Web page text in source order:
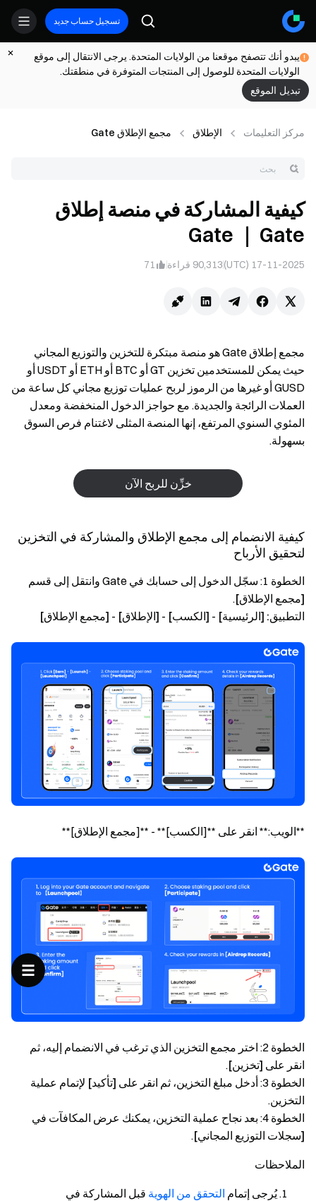
تسجيل حساب جديد
يبدو أنك تتصفح موقعنا من الولايات المتحدة. يرجى الانتقال إلى موقع
الولايات المتحدة للوصول إلى المنتجات المتوفرة في منطقتك.
تبديل الموقع
مركز التعلیمات الإطلاق مجمع الإطلاق Gate
كيفية المشاركة في منصة إطلاق
Gate ｜ Gate
17-11-2025 (UTC)
90,313 قراءة 71
مجمع إطلاق Gate هو منصة مبتكرة للتخزين والتوزيع المجاني
حيث يمكن للمستخدمين تخزين GT أو BTC أو ETH أو USDT أو
GUSD أو غيرها من الرموز لربح عمليات توزيع مجاني كل ساعة من
العملات الرائجة والجديدة. مع حواجز الدخول المنخفضة ومعدل
المئوي السنوي المرتفع، إنها المنصة المثلى لاغتنام فرص السوق
بسهولة.
خزِّن للربح الآن
كيفية الانضمام إلى مجمع الإطلاق والمشاركة في التخزين
لتحقيق الأرباح
الخطوة 1: سجّل الدخول إلى حسابك في Gate وانتقل إلى قسم
[مجمع الإطلاق].
التطبيق: [الرئيسية] - [الكسب] - [الإطلاق] - [مجمع الإطلاق]
**الويب:** انقر على **[الكسب]** - **[مجمع الإطلاق]**
الخطوة 2: اختر مجمع التخزين الذي ترغب في الانضمام إليه، ثم
انقر على [تخزين].
الخطوة 3: أدخل مبلغ التخزين، ثم انقر على
[تأكيد] لإتمام عملية
التخزين.
الخطوة 4: بعد نجاح عملية التخزين، يمكنك عرض المكافآت في
[سجلات التوزيع المجاني].
الملاحظات
يُرجى إتمام التحقق من الهوية قبل المشاركة في